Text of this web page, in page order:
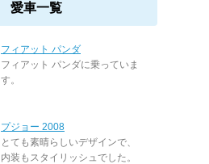
愛車一覧
フィアット パンダ
フィアット パンダに乗っていま
す。
プジョー 2008
とても素晴らしいデザインで、
内装もスタイリッシュでした。